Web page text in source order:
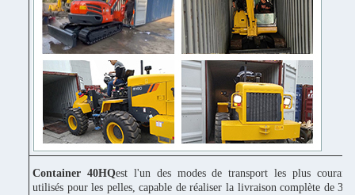
Container 40HQest l'un des modes de transport les plus
utilisés pour les pelles, capable de réaliser la livraison complète de 3